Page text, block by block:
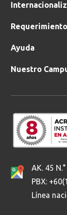
Ayuda
Nuestro
AK. 45
PBX:
Línea